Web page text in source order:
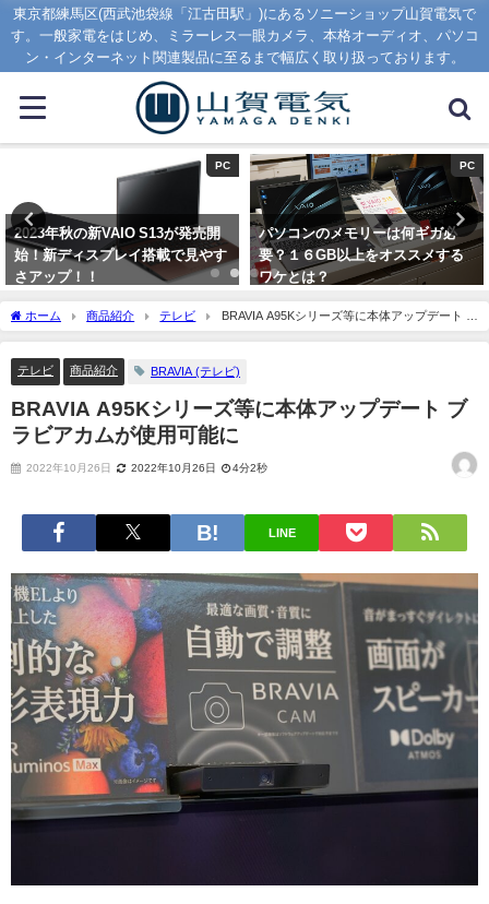
東京都練馬区(西武池袋線「江古田駅」)にあるソニーショップ山賀電気で
す。一般家電をはじめ、ミラーレス一眼カメラ、本格オーディオ、パソコ
ン・インターネット関連製品に至るまで幅広く取り扱っております。
PC
パソコンのメモリーは何ギガ必
要？１６GB以上をオススメする
ワケとは？
オーディオ
【大人気】予約殺到のWF-
1000XM5とWF-1000XM4の大き
さ比較
ホーム 商品紹介 テレビ
BRAVIA A95Kシリーズ等に本体アップデート ブ
ラビアカムが使用可能に
テレビ 商品紹介 BRAVIA (テレビ)
BRAVIA A95Kシリーズ等に本体アップデート ブ
ラビアカムが使用可能に
2022年10月26日 2022年10月26日 4分2秒
LINE